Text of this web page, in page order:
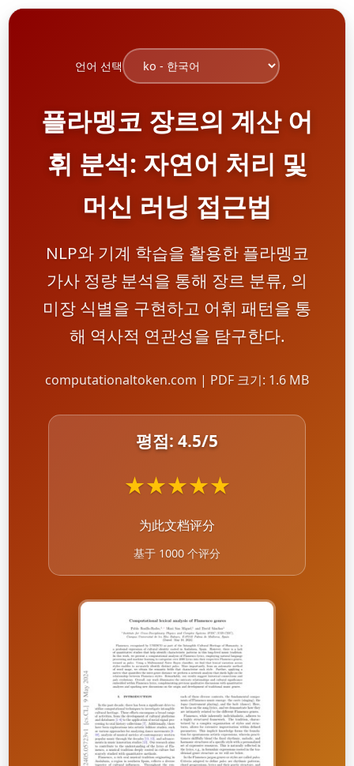
언어 선택
플라멩코 장르의 계산 어
휘 분석: 자연어 처리 및
머신 러닝 접근법
NLP와 기계 학습을 활용한 플라멩코
가사 정량 분석을 통해 장르 분류, 의
미장 식별을 구현하고 어휘 패턴을 통
해 역사적 연관성을 탐구한다.
computationaltoken.com | PDF 크기: 1.6 MB
평점: 4.5/5
★★★★★
为此文档评分
基于 1000 个评分